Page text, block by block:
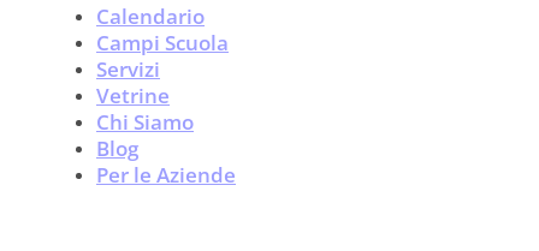
Calendario
Campi Scuola
Servizi
Vetrine
Chi Siamo
Blog
Per le Aziende